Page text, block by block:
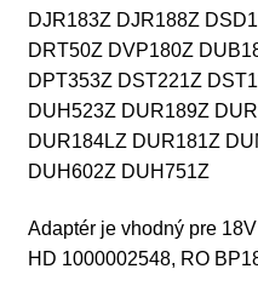
DJR183Z DJR188Z
DRT50Z DVP180Z
DPT353Z DST221Z
DUH523Z DUR189Z
DUR184LZ DUR181Z
DUH602Z DUH751Z
Adaptér je vhodný pre
HD 1000002548, RO